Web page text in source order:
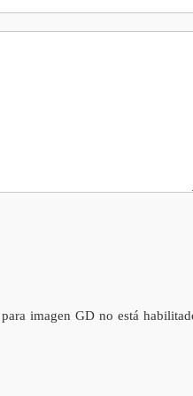
imagen GD no está